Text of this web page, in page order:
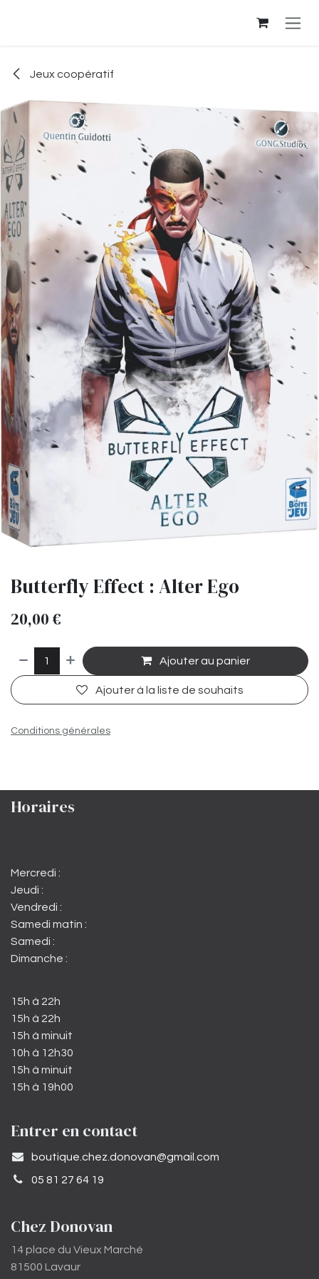
Jeux coopératif
Butterfly Effect : Alter Ego
20,00 €
Ajouter au panier
Ajouter à la liste de souhaits
Conditions générales
Horaires
Mercredi :
Jeudi :
Vendredi :
Samedi matin :
Samedi :
Dimanche :
15h à 22h
15h à 22h
15h à minuit
10h à 12h30
15h à minuit
15h à 19h00
Entrer en contact
​boutique.chez.donovan@gmail.com​
05 81 27 64 19
Chez Donovan
14 place du Vieux Marché
81500 Lavaur